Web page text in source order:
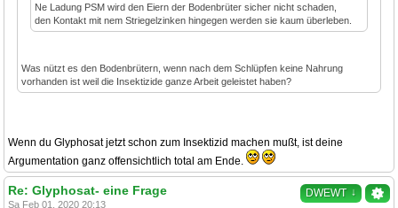
Ne Ladung PSM wird den Eiern der Bodenbrüter sicher nicht schaden,
den Kontakt mit nem Striegelzinken hingegen werden sie kaum überleben.
Was nützt es den Bodenbrütern, wenn nach dem Schlüpfen keine Nahrung
vorhanden ist weil die Insektizide ganze Arbeit geleistet haben?
Wenn du Glyphosat jetzt schon zum Insektizid machen mußt, ist deine
Argumentation ganz offensichtlich total am Ende.
DWEWT ↓
Re: Glyphosat- eine Frage
Sa Feb 01, 2020 20:13